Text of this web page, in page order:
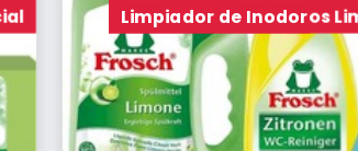
Limpiador de Inodoros